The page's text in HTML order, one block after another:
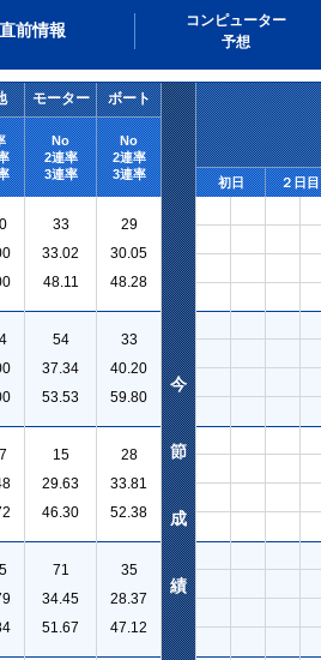
直前情報
コンピューター
予想
モーター ボート
No
2連率
3連率
No
2連率
3連率
初日 ２日目
33
33.02
48.11
29
30.05
48.28
54
37.34
53.53
33
40.20
59.80
15
29.63
46.30
28
33.81
52.38
71
34.45
51.67
35
28.37
47.12
今
節
成
績